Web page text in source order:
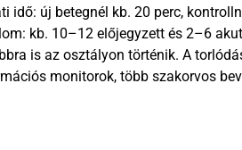
idő: új betegnél kb. 20 perc,
kb. 10–12 előjegyzett és 2–6
is az osztályon történik. A
monitorok, több szakorvos